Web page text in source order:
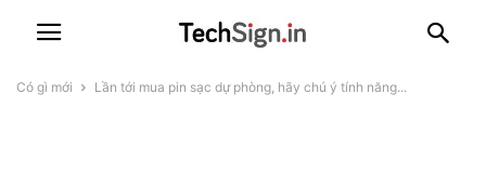
Có gì mới Lần tới mua pin sạc dự phòng, hãy chú ý tính năng...